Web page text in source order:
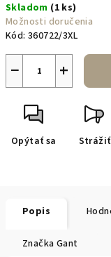
cena:
Skladom (1 ks)
Možnosti doručenia
Kód: 360722/3XL
+
−
Opýtať sa Strážiť
Popis
Značka Gant